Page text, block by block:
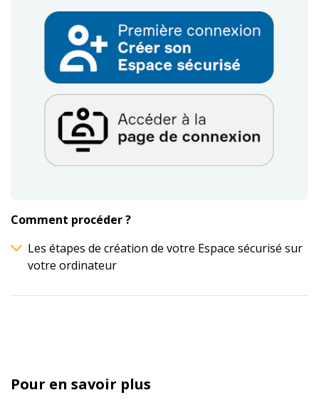
Comment procéder ?
Les étapes de création de votre Espace sécurisé sur
votre ordinateur
Pour en savoir plus